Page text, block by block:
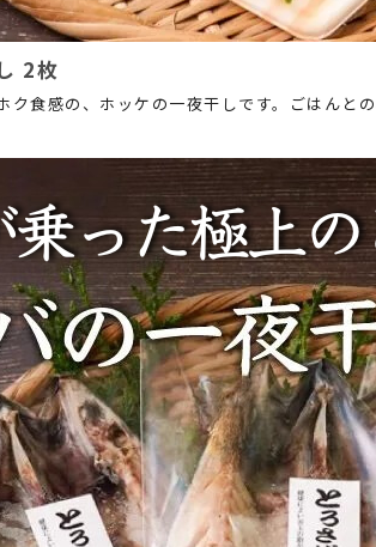
2枚
ク食感の、ホッケの一夜干しです。ごはんと